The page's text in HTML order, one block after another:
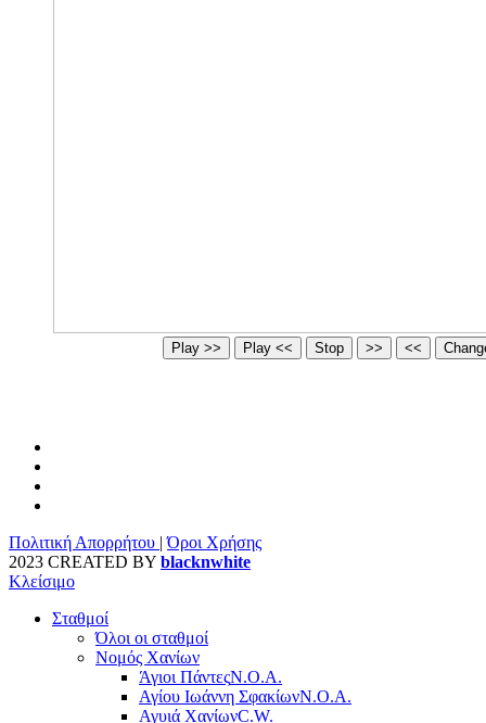
Πολιτική Απορρήτου |Όροι Χρήσης
2023 CREATED BY blacknwhite
Κλείσιμο
Σταθμοί
Όλοι οι σταθμοί
Νομός Χανίων
Άγιοι ΠάντεςΝ.Ο.Α.
Αγίου Ιωάννη ΣφακίωνΝ.Ο.Α.
Αγυιά ΧανίωνC.W.